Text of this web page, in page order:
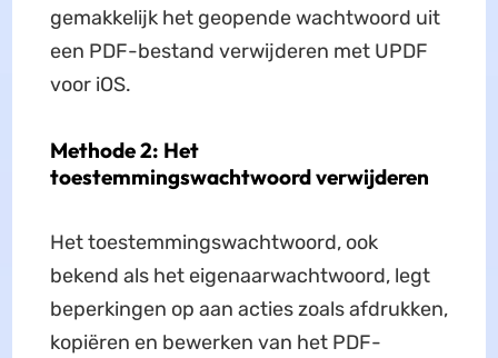
gemakkelijk het geopende wachtwoord uit
een PDF-bestand verwijderen met UPDF
voor iOS.
Methode 2: Het
toestemmingswachtwoord verwijderen
Het toestemmingswachtwoord, ook
bekend als het eigenaarwachtwoord, legt
beperkingen op aan acties zoals afdrukken,
kopiëren en bewerken van het PDF-